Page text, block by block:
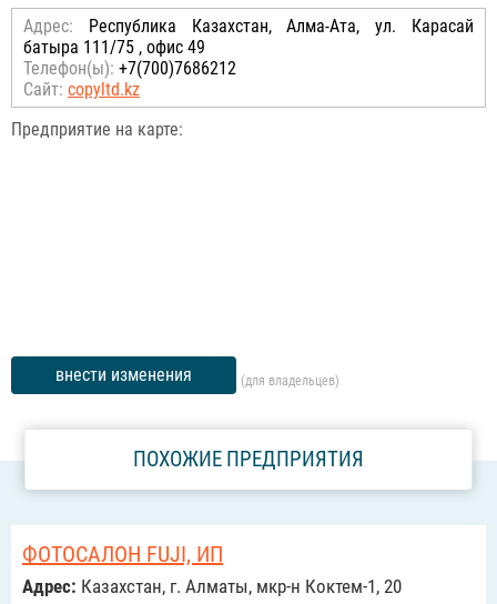
Адрес: Республика Казахстан, Алма-Ата, ул. Карасай
батыра 111/75 , офис 49
Телефон(ы): +7(700)7686212
Сайт: copyltd.kz
Предприятие на карте:
внести изменения (для владельцев)
ПОХОЖИЕ ПРЕДПРИЯТИЯ
ФОТОСАЛОН FUJI, ИП
Адрес: Казахстан, г. Алматы, мкр-н Коктем-1, 20